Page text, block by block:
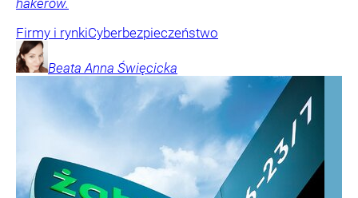
hakerów.
Firmy i rynkiCyberbezpieczeństwo
Beata Anna Święcicka